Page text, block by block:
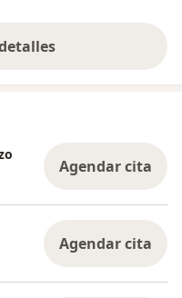
la experiencia
Agendar cita
Agendar cita